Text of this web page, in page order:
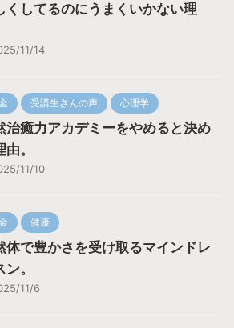
くしてるのにうまくいかない理
11/14
受講生さんの声 心理学
治癒力アカデミーをやめると決め
。
11/10
健康
体で豊かさを受け取るマインドレ
ン。
11/6